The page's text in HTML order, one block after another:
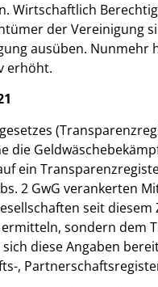
Wirtschaftlich
der Vereinigung
ausüben. Nunmehr
erhöht.
die
ein
2 GwG verankerten
seit
sondern dem
diese Angaben
,